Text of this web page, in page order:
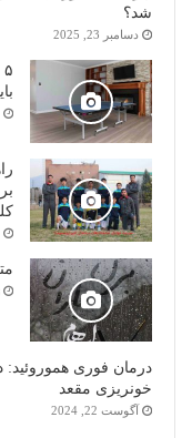
شد؟
دسامبر 23, 2025
درمان فوری هموروئید:
خونریزی مقعد
آگوست 22, 2024